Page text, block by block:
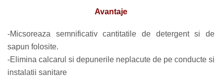
Avantaje
-Micsoreaza semnificativ cantitatile de detergent si de
sapun folosite.
-Elimina calcarul si depunerile neplacute de pe conducte si
instalatii sanitare